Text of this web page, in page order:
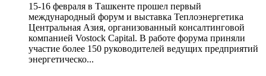
15-16 февраля в Ташкенте прошел первый
международный форум и выставка Теплоэнергетика
Центральная Азия, организованный консалтинговой
компанией Vostock Capital. В работе форума приняли
участие более 150 руководителей ведущих предприятий
энергетическо...